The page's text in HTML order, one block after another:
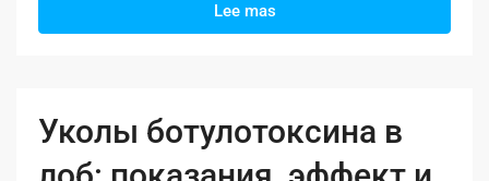
Lee mas
Уколы ботулотоксина в